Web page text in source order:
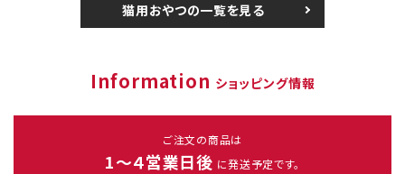
猫用おやつの一覧を見る
Information ショッピング情報
ご注文の商品は
1～４営業日後 に発送予定です。